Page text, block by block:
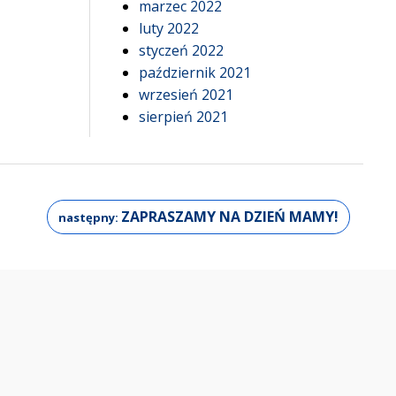
marzec 2022
luty 2022
styczeń 2022
październik 2021
wrzesień 2021
sierpień 2021
ZAPRASZAMY NA DZIEŃ MAMY!